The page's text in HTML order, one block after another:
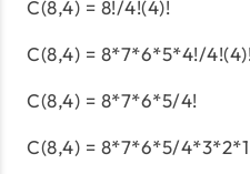
C(8,4) = 8!/4!(4)!
C(8,4) = 8*7*6*5*4!/
C(8,4) = 8*7*6*5/4!
C(8,4) = 8*7*6*5/4*3*2*1